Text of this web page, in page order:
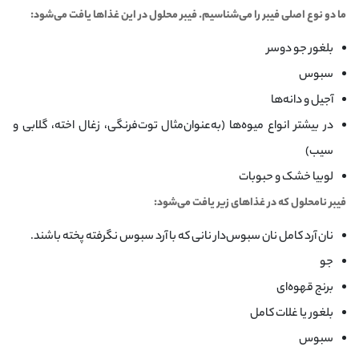
ما دو نوع اصلی فیبر را می‌شناسیم. فیبر محلول در این غذاها یافت می‌شود:
بلغور جو دوسر
سبوس
آجیل و دانه‌ها
در بیشتر انواع میوه‌ها (به‌عنوان‌مثال توت‌فرنگی، زغال اخته، گلابی و
سیب)
لوبیا خشک و حبوبات
فیبر نامحلول که در غذاهای زیر یافت می‌شود:
نان آرد کامل نان سبوس‌دار نانی که با آرد سبوس نگرفته پخته باشند.
جو
برنج قهوه‌ای
بلغور یا غلات کامل
سبوس